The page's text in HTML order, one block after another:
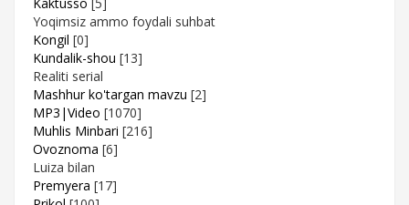
Yoqimsiz ammo foydali suhbat
Kongil [0]
Kundalik-shou [13]
Realiti serial
Mashhur ko'targan mavzu [2]
MP3|Video [1070]
Muhlis Minbari [216]
Ovoznoma [6]
Luiza bilan
Premyera [17]